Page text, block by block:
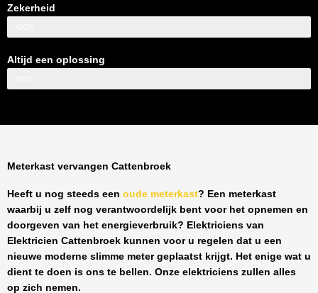
Zekerheid
Altijd een oplossing
Meterkast vervangen Cattenbroek
Heeft u nog steeds een oude meterkast? Een meterkast
waarbij u zelf nog verantwoordelijk bent voor het opnemen en
doorgeven van het energieverbruik? Elektriciens van
Elektricien Cattenbroek kunnen voor u regelen dat u een
nieuwe moderne slimme meter geplaatst krijgt. Het enige wat u
dient te doen is ons te bellen. Onze elektriciens zullen alles
op zich nemen.